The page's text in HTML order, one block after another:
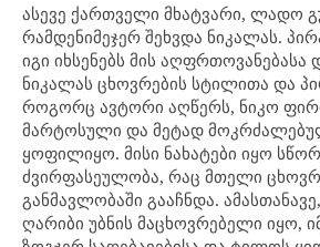
ასევე ქართველი მხატვარი, ლადო
რამდენიმეჯერ შეხვდა ნიკალას.
იგი იხსენებს მის აღფრთოვანებასა
ნიკალას ცხოვრების სტილითა და
როგორც ავტორი აღწერს, ნიკო
მარტოსული და მეტად
ყოფილიყო. მისი ნახატები იყო
ძვირფასეულობა, რაც მთელი
განმავლობაში გააჩნდა.
ღარიბი უბნის მაცხოვრებელი იყო,